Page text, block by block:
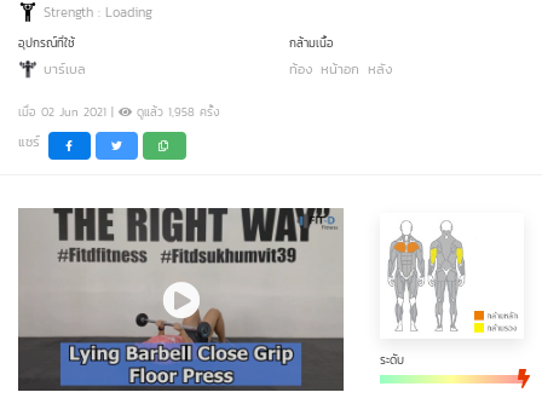
Strength : Loading
อุปกรณ์ที่ใช้
บาร์เบล
กล้ามเนื้อ
ท้อง หน้าอก หลัง
เมื่อ 02 Jun 2021 | ดูแล้ว 1,958 ครั้ง
แชร์
ระดับ